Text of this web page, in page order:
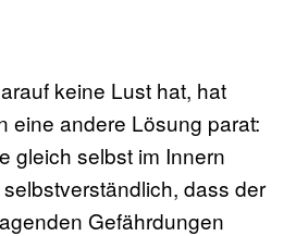
keine Lust hat, hat
eine andere Lösung parat:
gleich selbst im Innern
dass der
Gefährdungen